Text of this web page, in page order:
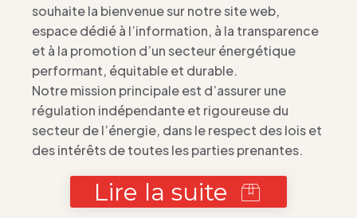
souhaite la bienvenue sur notre site web,
espace dédié à l’information, à la transparence
et à la promotion d’un secteur énergétique
performant, équitable et durable.
Notre mission principale est d’assurer une
régulation indépendante et rigoureuse du
secteur de l’énergie, dans le respect des lois et
des intérêts de toutes les parties prenantes.
Lire la suite